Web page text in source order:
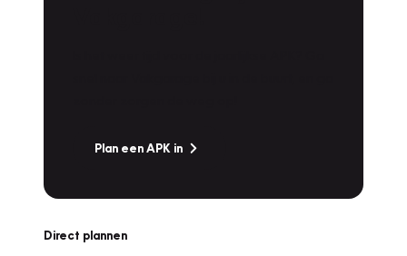
Plan een APK in
Direct plannen